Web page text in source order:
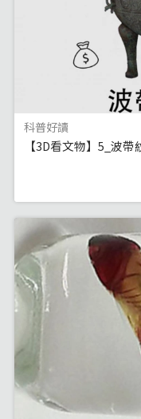
科普好讀
【3D看文物】5_波帶